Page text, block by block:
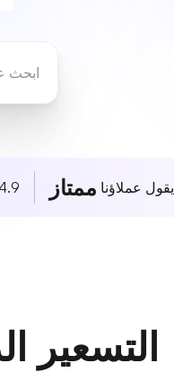
يقول عملاؤنا ممتاز / 5
التسعير